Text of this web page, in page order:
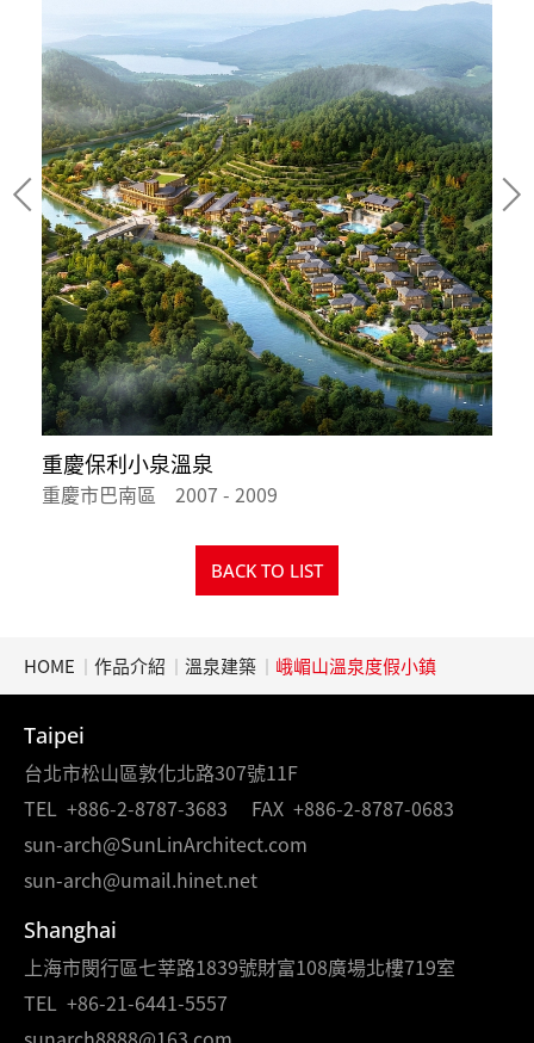
重慶保利小泉溫泉
重慶市巴南區 2007 - 2009
BACK TO LIST
HOME 作品介紹 溫泉建築 峨嵋山溫泉度假小鎮
Taipei
台北市松山區敦化北路307號11F
TEL +886-2-8787-3683 FAX +886-2-8787-0683
sun-arch@SunLinArchitect.com
sun-arch@umail.hinet.net
Shanghai
上海市閔行區七莘路1839號財富108廣場北樓719室
TEL +86-21-6441-5557